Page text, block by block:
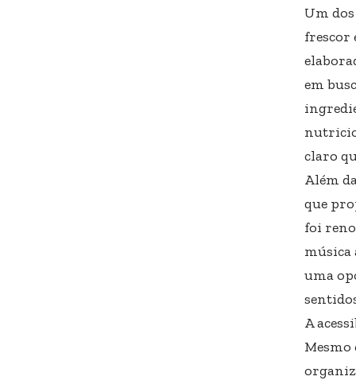
Um
frescor
em
claro
Além
que
foi
música
uma
A
Mesmo